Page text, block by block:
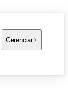
Gerenciar